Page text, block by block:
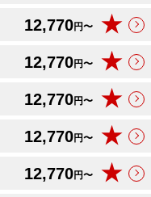
12,770円〜 ★
12,770円〜 ★
12,770円〜 ★
12,770円〜 ★
12,770円〜 ★